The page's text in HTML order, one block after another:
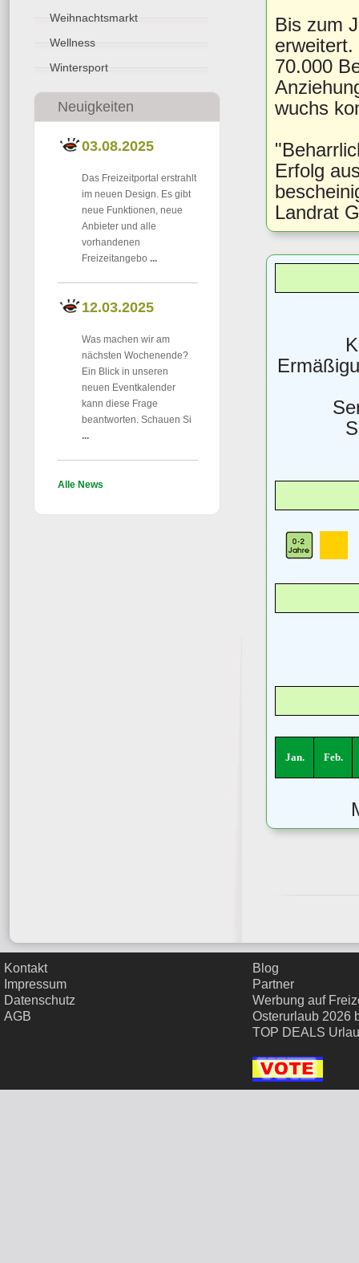
Weihnachtsmarkt
Wellness
Wintersport
Neuigkeiten
03.08.2025
Das Freizeitportal erstrahlt
im neuen Design. Es gibt
neue Funktionen, neue
Anbieter und alle
vorhandenen
Freizeitangebo ...
12.03.2025
Was machen wir am
nächsten Wochenende?
Ein Blick in unseren
neuen Eventkalender
kann diese Frage
beantworten. Schauen Si
...
Alle News
Bis zum
erweitert.
70.000
wuchs
Erfolg
Landrat
Jan. Feb.
Kontakt
Impressum
Datenschutz
AGB
Blog
Partner
Werbung auf
Osterurlaub 2026
TOP DEALS